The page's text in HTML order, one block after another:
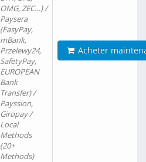
OMG, ZEC…) /
Paysera
(EasyPay,
mBank,
Przelewy24,
SafetyPay,
EUROPEAN
Bank
Transfer) /
Payssion,
Giropay /
Local
Methods
(20+
Methods)
Acheter